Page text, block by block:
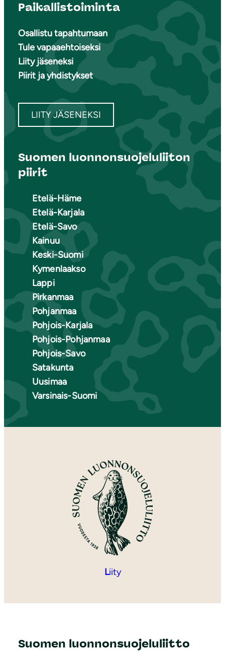
Paikallistoiminta
Osallistu tapahtumaan
Tule vapaaehtoiseksi
Liity jäseneksi
Piirit ja yhdistykset
LIITY JÄSENEKSI
Suomen luonnonsuojeluliiton
piirit
Etelä-Häme
Etelä-Karjala
Etelä-Savo
Kainuu
Keski-Suomi
Kymenlaakso
Lappi
Pirkanmaa
Pohjanmaa
Pohjois-Karjala
Pohjois-Pohjanmaa
Pohjois-Savo
Satakunta
Uusimaa
Varsinais-Suomi
Liity
Suomen luonnonsuojeluliitto